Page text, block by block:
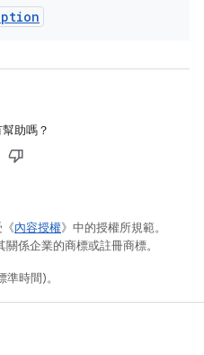
助嗎？
內容授權》中的授權所規範。
係企業的商標或註冊商標。
時間)。